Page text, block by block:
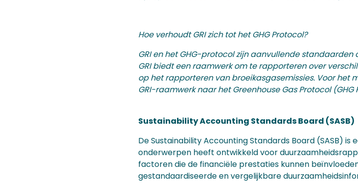
Hoe verhoudt GRI zich tot het GHG Protocol?
GRI en het GHG-protocol zijn aanvullende
GRI biedt een raamwerk om te rapporteren over
op het rapporteren van broeikasgasemissies. Voor het
GRI-raamwerk naar het Greenhouse Gas Protocol (GHG
Sustainability Accounting Standards Board (SASB)
De Sustainability Accounting Standards Board (SASB)
onderwerpen heeft ontwikkeld voor
factoren die de financiële prestaties kunnen
gestandaardiseerde en vergelijkbare